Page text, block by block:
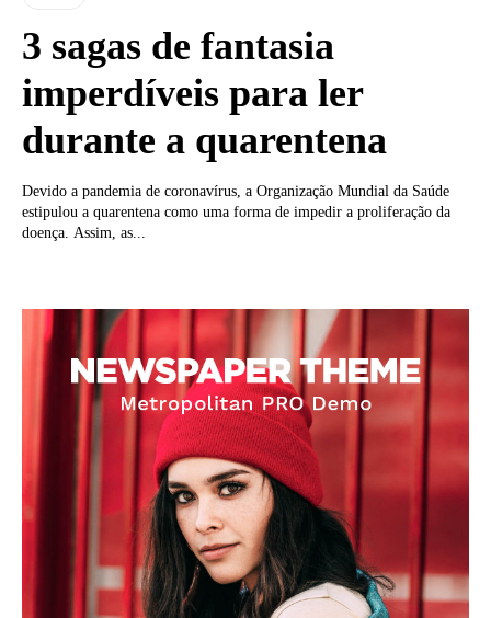
3 sagas de fantasia
imperdíveis para ler
durante a quarentena
Devido a pandemia de coronavírus, a Organização Mundial da Saúde
estipulou a quarentena como uma forma de impedir a proliferação da
doença. Assim, as...